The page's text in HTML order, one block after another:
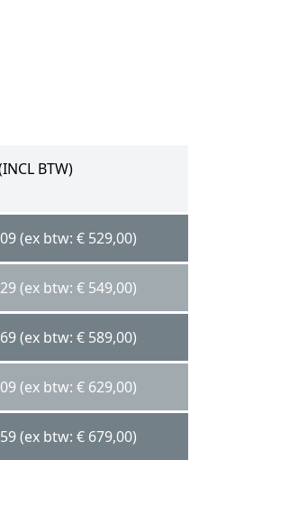
BTW)
(ex btw: € 529,00)
(ex btw: € 549,00)
(ex btw: € 589,00)
(ex btw: € 629,00)
(ex btw: € 679,00)